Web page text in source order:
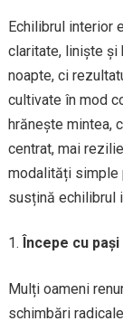
Echilibrul interior
claritate, liniște și
noapte, ci
cultivate în mod
hrănește mintea,
centrat, mai
modalități simple
susțină echilibrul
Începe cu
Mulți oameni
schimbări